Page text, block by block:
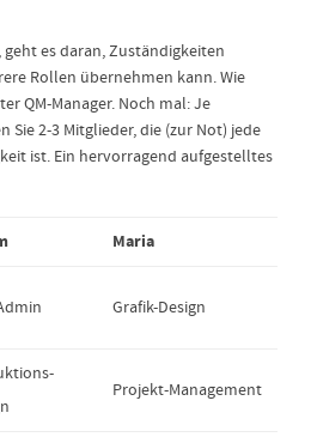
es daran, Zuständigkeiten
Rollen übernehmen kann. Wie
QM-Manager. Noch mal: Je
2-3 Mitglieder, die (zur Not) jede
ist. Ein hervorragend aufgestelltes
Maria
Grafik-Design
Projekt-Management